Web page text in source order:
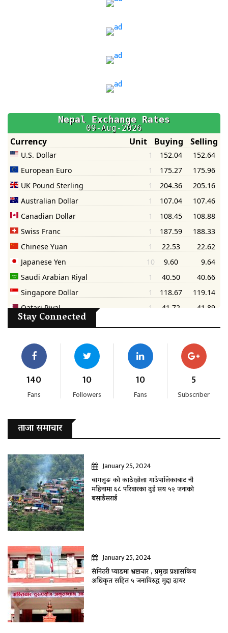
Stay Connected
140
Fans
10
Followers
10
Fans
5
Subscriber
ताजा समाचार
January 25, 2024
बागलुङ काे काठेखोला गाउँपालिकाबाट नौ
महिनामा ६८ परिवारका दुई सय ५२ जनाकाे
बसाइँसराई
January 25, 2024
सेनिटरी प्याडमा भ्रष्टाचार , प्रमुख प्रशासकिय
अधिकृत सहित ५ जनाविरुद्ध मुद्दा दायर